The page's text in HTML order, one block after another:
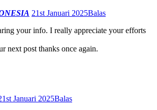
21st Januari 2025Balas
your info. I really appreciate your efforts
next post thanks once again.
Januari 2025Balas